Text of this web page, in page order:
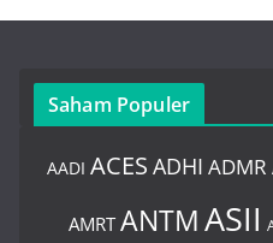
Saham Populer
AADI ACES ADHI ADMR
AMRT ANTMASII